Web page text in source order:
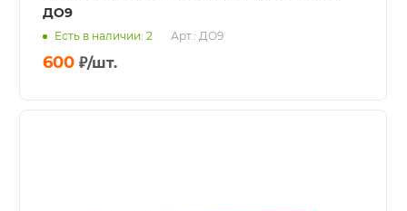
ДО9
Есть в наличии: 2 Арт.: ДО9
600 ₽/шт.